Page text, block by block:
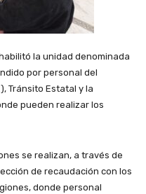
la unidad denominada
por personal del
Tránsito Estatal y la
pueden realizar los
se realizan, a través de
de recaudación con los
donde personal